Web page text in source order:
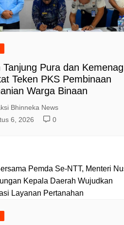
Tanjung Pura dan Kemenag
Teken PKS Pembinaan
Warga Binaan
Bhinneka News
6, 2026
0